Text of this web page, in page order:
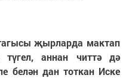
җырларда мактап
аннан читтә дә
белән дан тоткан Иске